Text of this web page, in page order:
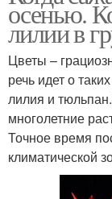
осенью.
лилии в
Цветы –
речь идет о
лилия и
многолетние
Точное время
климатической